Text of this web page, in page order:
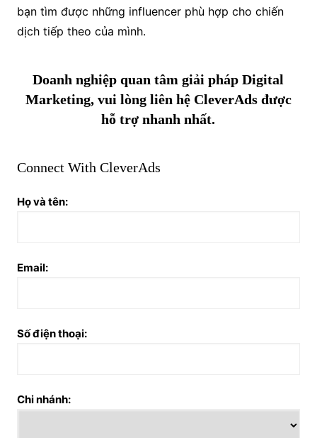
bạn tìm được những influencer phù hợp cho chiến
dịch tiếp theo của mình.
Doanh nghiệp quan tâm giải pháp Digital
Marketing, vui lòng liên hệ CleverAdsđược
hỗ trợ nhanh nhất.
Connect With CleverAds
Họ và tên:
Email:
Số điện thoại:
Chi nhánh: